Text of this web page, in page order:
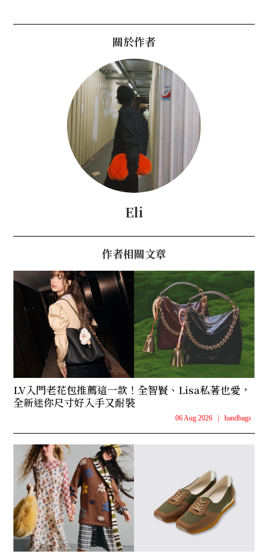
關於作者
Eli
作者相關文章
LV入門老花包推薦這一款！全智賢、Lisa私著也愛，
全新迷你尺寸好入手又耐裝
06 Aug 2026 handbags